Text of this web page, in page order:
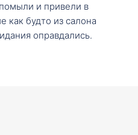
и привели в
будто из салона
оправдались.